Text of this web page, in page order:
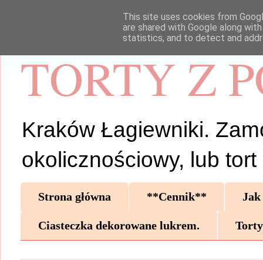
TORTY Z
Kraków Łagiewniki.
okolicznościowy, lub tort
Strona główna **Cennik** Jak
Ciasteczka dekorowane lukrem.
This site uses cookies from
are shared with Google along
statistics, and to detect and